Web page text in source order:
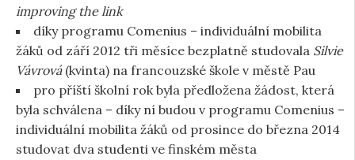
improving the link
díky programu Comenius – individuální mobilita
žáků od září 2012 tři měsíce bezplatně studovala Silvie
Vávrová(kvinta) na francouzské škole v městě Pau
pro příští školní rok byla předložena žádost, která
byla schválena – díky ní budou v programu Comenius –
individuální mobilita žáků od prosince do března 2014
studovat dva studenti ve finském města